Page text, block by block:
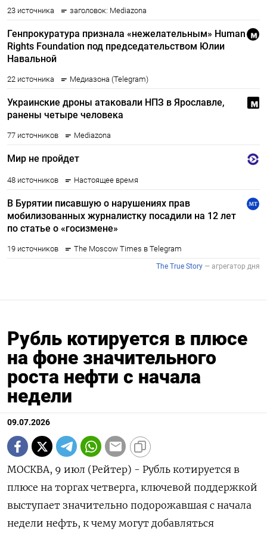
Рубль котируется в плюсе
на фоне значительного
роста нефти с начала
недели
09.07.2026
МОСКВА, 9 июл (Рейтер) - Рубль котируется в
плюсе на торгах четверга, ключевой поддержкой
выступает значительно подорожавшая с начала
недели нефть, к чему могут добавляться